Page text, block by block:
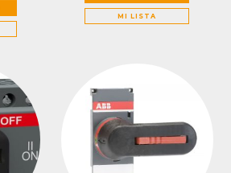
MI LISTA